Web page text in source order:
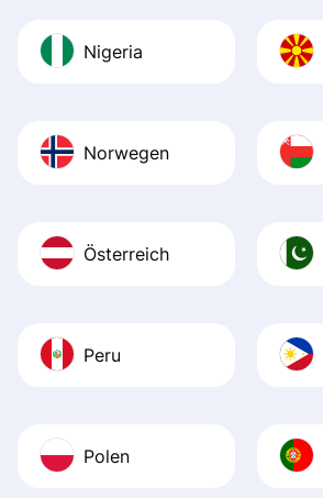
Nigeria
Norwegen
Österreich
Peru
Polen